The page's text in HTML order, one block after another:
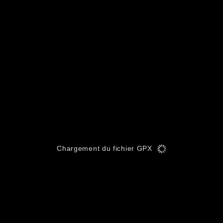
Chargement du fichier GPX